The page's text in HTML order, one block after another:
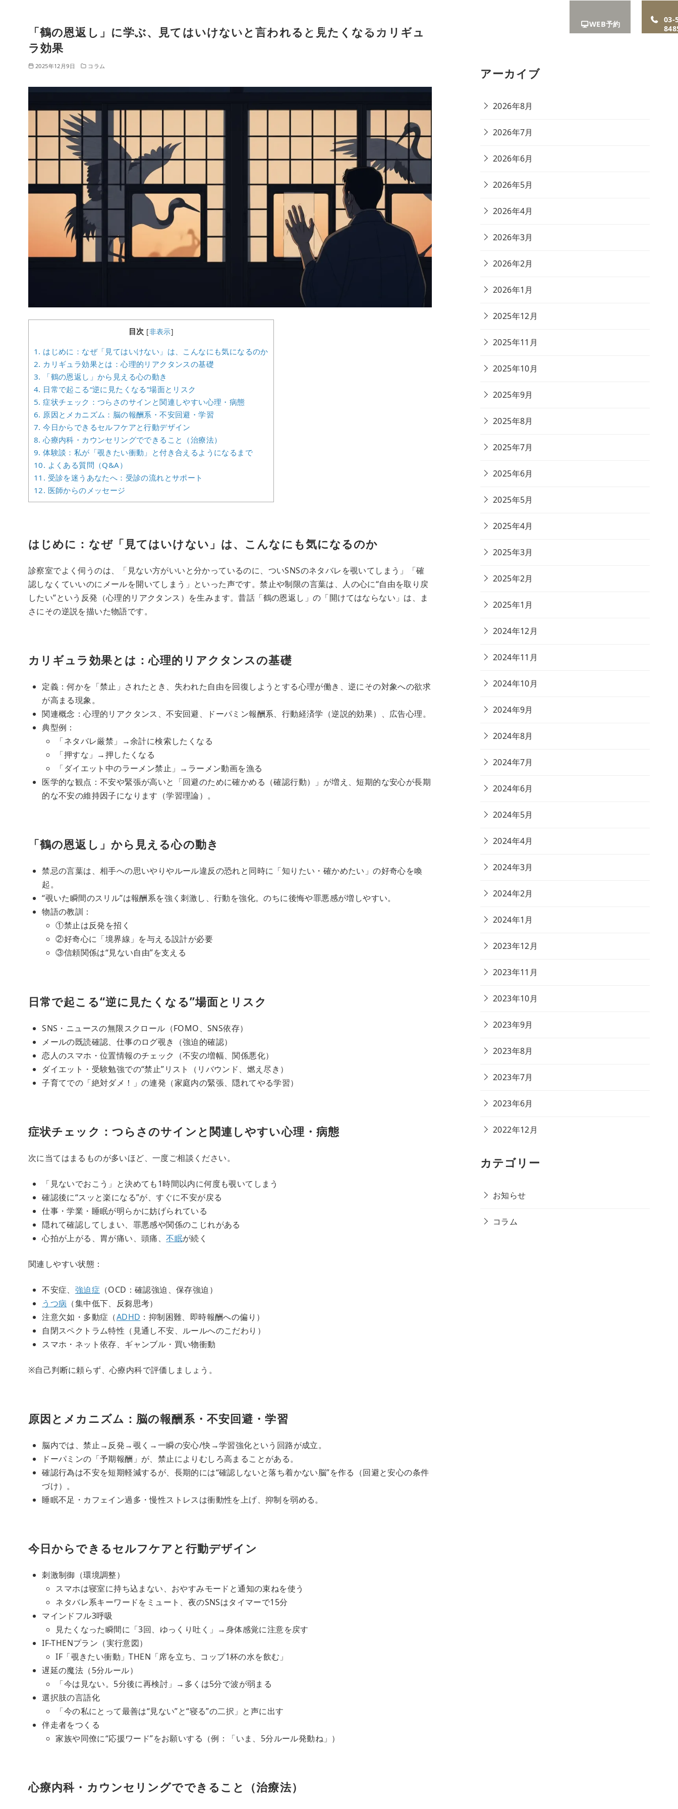
ME
ついて
状
法
ガイド
案内
方へ
WEB予約
03-
「鶴の恩返し」に学ぶ、見てはいけないと言われると見たくなるカリギュ
ラ効果
2025年12月9日 コラム
目次 [非表示]
1. はじめに：なぜ「見てはいけない」は、こんなにも気になるのか
2. カリギュラ効果とは：心理的リアクタンスの基礎
3. 「鶴の恩返し」から見える心の動き
4. 日常で起こる“逆に見たくなる”場面とリスク
5. 症状チェック：つらさのサインと関連しやすい心理・病態
6. 原因とメカニズム：脳の報酬系・不安回避・学習
7. 今日からできるセルフケアと行動デザイン
8. 心療内科・カウンセリングでできること（治療法）
9. 体験談：私が「覗きたい衝動」と付き合えるようになるまで
10. よくある質問（Q&A）
11. 受診を迷うあなたへ：受診の流れとサポート
12. 医師からのメッセージ
はじめに：なぜ「見てはいけない」は、こんなにも気になるのか
診察室でよく伺うのは、「見ない方がいいと分かっているのに、ついSNSのネタバレを覗いてしまう」「確
認しなくていいのにメールを開いてしまう」といった声です。禁止や制限の言葉は、人の心に“自由を取り戻
したい”という反発（心理的リアクタンス）を生みます。昔話「鶴の恩返し」の「開けてはならない」は、ま
さにその逆説を描いた物語です。
カリギュラ効果とは：心理的リアクタンスの基礎
定義：何かを「禁止」されたとき、失われた自由を回復しようとする心理が働き、逆にその対象への欲求
が高まる現象。
関連概念：心理的リアクタンス、不安回避、ドーパミン報酬系、行動経済学（逆説的効果）、広告心理。
典型例：
「ネタバレ厳禁」→余計に検索したくなる
「押すな」→押したくなる
「ダイエット中のラーメン禁止」→ラーメン動画を漁る
医学的な観点：不安や緊張が高いと「回避のために確かめる（確認行動）」が増え、短期的な安心が長期
的な不安の維持因子になります（学習理論）。
「鶴の恩返し」から見える心の動き
禁忌の言葉は、相手への思いやりやルール違反の恐れと同時に「知りたい・確かめたい」の好奇心を喚
起。
“覗いた瞬間のスリル”は報酬系を強く刺激し、行動を強化。のちに後悔や罪悪感が増しやすい。
物語の教訓：
①禁止は反発を招く
②好奇心に「境界線」を与える設計が必要
③信頼関係は“見ない自由”を支える
日常で起こる“逆に見たくなる”場面とリスク
SNS・ニュースの無限スクロール（FOMO、SNS依存）
メールの既読確認、仕事のログ覗き（強迫的確認）
恋人のスマホ・位置情報のチェック（不安の増幅、関係悪化）
ダイエット・受験勉強での“禁止”リスト（リバウンド、燃え尽き）
子育てでの「絶対ダメ！」の連発（家庭内の緊張、隠れてやる学習）
症状チェック：つらさのサインと関連しやすい心理・病態
次に当てはまるものが多いほど、一度ご相談ください。
「見ないでおこう」と決めても1時間以内に何度も覗いてしまう
確認後に“スッと楽になる”が、すぐに不安が戻る
仕事・学業・睡眠が明らかに妨げられている
隠れて確認してしまい、罪悪感や関係のこじれがある
心拍が上がる、胃が痛い、頭痛、不眠が続く
関連しやすい状態：
不安症、 強迫症 （OCD：確認強迫、保存強迫）
うつ病 （集中低下、反芻思考）
注意欠如・多動症（ADHD ：抑制困難、即時報酬への偏り）
自閉スペクトラム特性（見通し不安、ルールへのこだわり）
スマホ・ネット依存、ギャンブル・買い物衝動
※自己判断に頼らず、心療内科で評価しましょう。
原因とメカニズム：脳の報酬系・不安回避・学習
脳内では、禁止→反発→覗く→一瞬の安心/快→学習強化という回路が成立。
ドーパミンの「予期報酬」が、禁止によりむしろ高まることがある。
確認行為は不安を短期軽減するが、長期的には“確認しないと落ち着かない脳”を作る（回避と安心の条件
づけ）。
睡眠不足・カフェイン過多・慢性ストレスは衝動性を上げ、抑制を弱める。
今日からできるセルフケアと行動デザイン
刺激制御（環境調整）
スマホは寝室に持ち込まない、おやすみモードと通知の束ねを使う
ネタバレ系キーワードをミュート、夜のSNSはタイマーで15分
マインドフル3呼吸
見たくなった瞬間に「3回、ゆっくり吐く」→身体感覚に注意を戻す
IF-THENプラン（実行意図）
IF「覗きたい衝動」THEN「席を立ち、コップ1杯の水を飲む」
遅延の魔法（5分ルール）
「今は見ない。5分後に再検討」→多くは5分で波が弱まる
選択肢の言語化
「今の私にとって最善は“見ない”と“寝る”の二択」と声に出す
伴走者をつくる
家族や同僚に“応援ワード”をお願いする（例：「いま、5分ルール発動ね」）
心療内科・カウンセリングでできること（治療法）
アーカイブ
2026年8月
2026年7月
2026年6月
2026年5月
2026年4月
2026年3月
2026年2月
2026年1月
2025年12月
2025年11月
2025年10月
2025年9月
2025年8月
2025年7月
2025年6月
2025年5月
2025年4月
2025年3月
2025年2月
2025年1月
2024年12月
2024年11月
2024年10月
2024年9月
2024年8月
2024年7月
2024年6月
2024年5月
2024年4月
2024年3月
2024年2月
2024年1月
2023年12月
2023年11月
2023年10月
2023年9月
2023年8月
2023年7月
2023年6月
2022年12月
カテゴリー
お知らせ
コラム